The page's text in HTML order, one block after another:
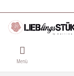
Menü